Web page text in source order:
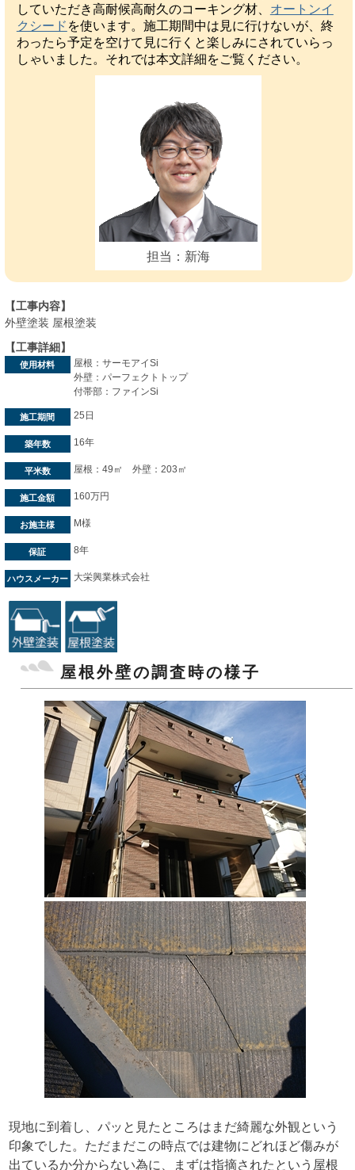
していただき高耐候高耐久のコーキング材、 オートンイ
クシード を使います。施工期間中は見に行けないが、終
わったら予定を空けて見に行くと楽しみにされていらっ
しゃいました。それでは本文詳細をご覧ください。
担当：新海
【工事内容】
外壁塗装 屋根塗装
【工事詳細】
使用材料
屋根：サーモアイSi
外壁：パーフェクトトップ
付帯部：ファインSi
施工期間 25日
築年数 16年
平米数 屋根：49㎡ 外壁：203㎡
施工金額 160万円
お施主様 M様
保証 8年
ハウスメーカー 大栄興業株式会社
屋根外壁の調査時の様子
現地に到着し、パッと見たところはまだ綺麗な外観という
印象でした。ただまだこの時点では建物にどれほど傷みが
出ているか分からない為に、まずは指摘されたという屋根